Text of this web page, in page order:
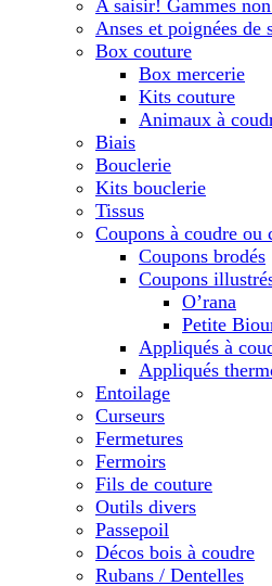
A saisir! Gammes
Anses et poignées de
Box couture
Box mercerie
Kits couture
Animaux à
Biais
Bouclerie
Kits bouclerie
Tissus
Coupons à coudre ou
Coupons brodés
Coupons
O’rana
Petite
Appliqués à
Appliqués
Entoilage
Curseurs
Fermetures
Fermoirs
Fils de couture
Outils divers
Passepoil
Décos bois à coudre
Rubans / Dentelles